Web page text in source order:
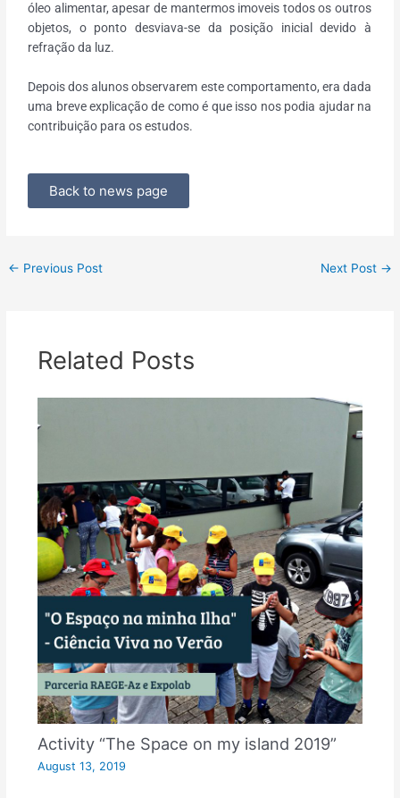
óleo alimentar, apesar de mantermos imoveis todos os outros
objetos, o ponto desviava-se da posição inicial devido à
refração da luz.
Depois dos alunos observarem este comportamento, era dada
uma breve explicação de como é que isso nos podia ajudar na
contribuição para os estudos.
Back to news page
← Previous Post Next Post →
Related Posts
Activity “The Space on my island 2019”
August 13, 2019